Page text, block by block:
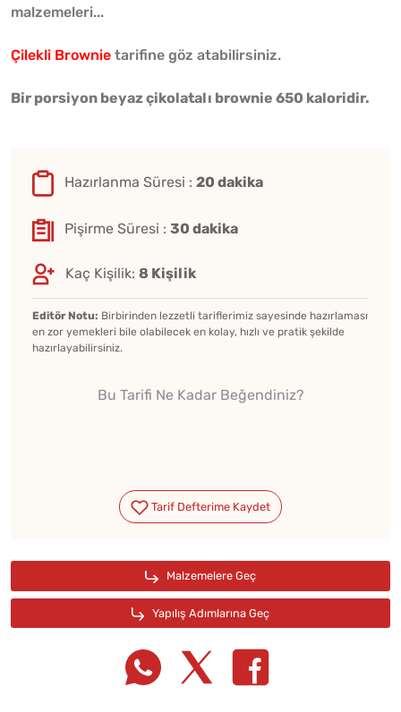
malzemeleri...
Çilekli Brownie tarifine göz atabilirsiniz.
Bir porsiyon beyaz çikolatalı brownie 650 kaloridir.
Hazırlanma Süresi : 20 dakika
Pişirme Süresi : 30 dakika
Kaç Kişilik: 8 Kişilik
Editör Notu: Birbirinden lezzetli tariflerimiz sayesinde hazırlaması
en zor yemekleri bile olabilecek en kolay, hızlı ve pratik şekilde
hazırlayabilirsiniz.
Bu Tarifi Ne Kadar Beğendiniz?